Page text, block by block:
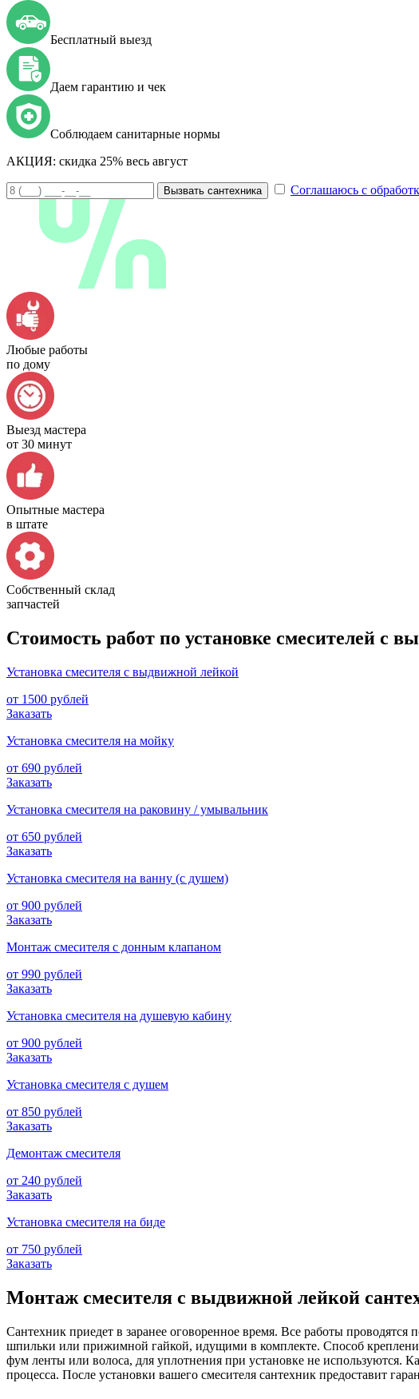
Бесплатный выезд
Даем гарантию и чек
Соблюдаем санитарные нормы
АКЦИЯ: скидка 25% весь август
Вызвать сантехника Соглашаюсь с
Любые работы
по дому
Выезд мастера
от 30 минут
Опытные мастера
в штате
Собственный склад
запчастей
Стоимость работ по установке смесителей с
Установка смесителя с выдвижной лейкой
от 1500 рублей
Заказать
Установка смесителя на мойку
от 690 рублей
Заказать
Установка смесителя на раковину / умывальник
от 650 рублей
Заказать
Установка смесителя на ванну (с душем)
от 900 рублей
Заказать
Монтаж смесителя с донным клапаном
от 990 рублей
Заказать
Установка смесителя на душевую кабину
от 900 рублей
Заказать
Установка смесителя с душем
от 850 рублей
Заказать
Демонтаж смесителя
от 240 рублей
Заказать
Установка смесителя на биде
от 750 рублей
Заказать
Монтаж смесителя с выдвижной лейкой
Сантехник приедет в заранее оговоренное время. Все работы
шпильки или прижимной гайкой, идущими в комплекте. Способ
фум ленты или волоса, для уплотнения при установке не используются.
процесса. После установки вашего смесителя сантехник предоставит